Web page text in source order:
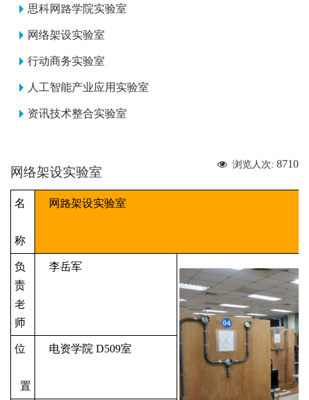
思科网路学院实验室
网络架设实验室
行动商务实验室
人工智能产业应用实验室
资讯技术整合实验室
浏览人次: 8710
网络架设实验室
名
称
网路架设实验室
负
责
老
师
李岳军
位
置
电资学院 D509室